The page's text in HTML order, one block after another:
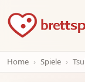
Home Spiele